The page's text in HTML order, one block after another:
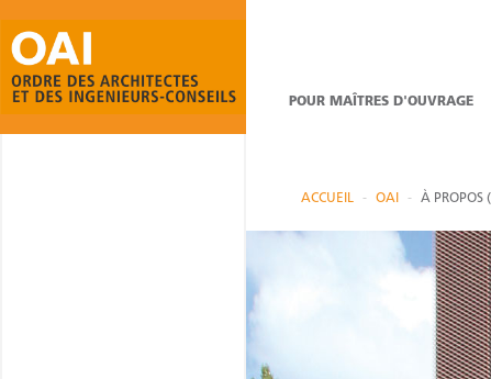
POUR MAÎTRES D'OUVRAGE
ACCUEIL OAI À PROPOS